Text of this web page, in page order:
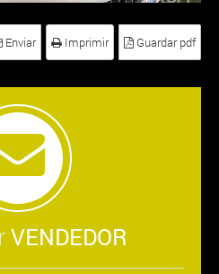
Enviar Imprimir Guardar pdf
VENDEDOR